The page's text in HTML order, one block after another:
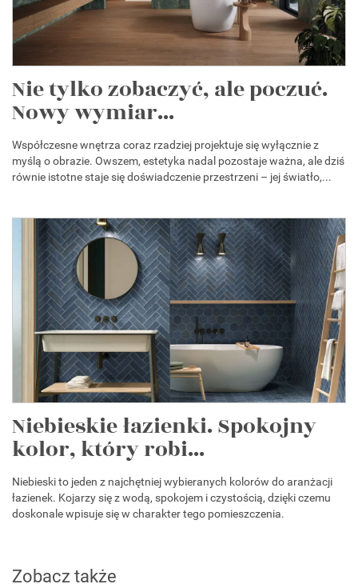
Nie tylko zobaczyć, ale poczuć.
Nowy wymiar...
Współczesne wnętrza coraz rzadziej projektuje się wyłącznie z
myślą o obrazie. Owszem, estetyka nadal pozostaje ważna, ale dziś
równie istotne staje się doświadczenie przestrzeni – jej światło,...
Niebieskie łazienki. Spokojny
kolor, który robi...
Niebieski to jeden z najchętniej wybieranych kolorów do aranżacji
łazienek. Kojarzy się z wodą, spokojem i czystością, dzięki czemu
doskonale wpisuje się w charakter tego pomieszczenia.
Zobacz także